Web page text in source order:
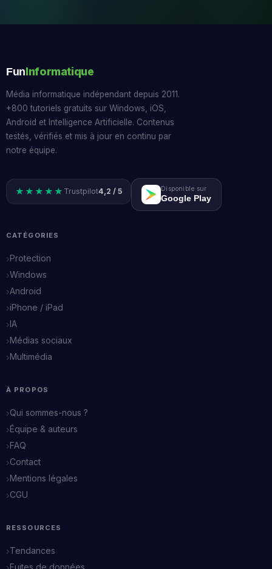
FunInformatique
Média informatique indépendant depuis 2011.
+800 tutoriels gratuits sur Windows, iOS,
Android et Intelligence Artificielle. Contenus
testés, vérifiés et mis à jour en continu par
notre équipe.
★★★★★ Trustpilot4,2 / 5 Disponible sur
Google Play
CATÉGORIES
Protection
Windows
Android
iPhone / iPad
IA
Médias sociaux
Multimédia
À PROPOS
Qui sommes-nous ?
Équipe & auteurs
FAQ
Contact
Mentions légales
CGU
RESSOURCES
Tendances